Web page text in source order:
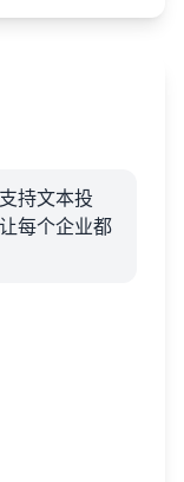
持文本投
每个企业都